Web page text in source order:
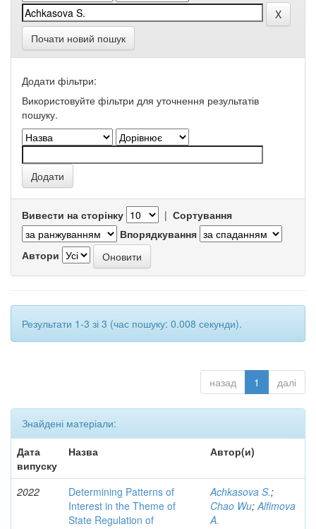
Почати новий пошук
Додати фільтри:
Використовуйте фільтри для уточнення результатів
пошуку.
Вивести на сторінку | Сортування
Впорядкування
Автори
Результати 1-3 зі 3 (час пошуку: 0.008 секунди).
назад 1 далі
Знайдені матеріали:
Дата
випуску
Назва Автор(и)
2022
Determining Patterns of
Interest in the Theme of
State Regulation of
Achkasova S.;
Chao Wu;Alfimova
A.